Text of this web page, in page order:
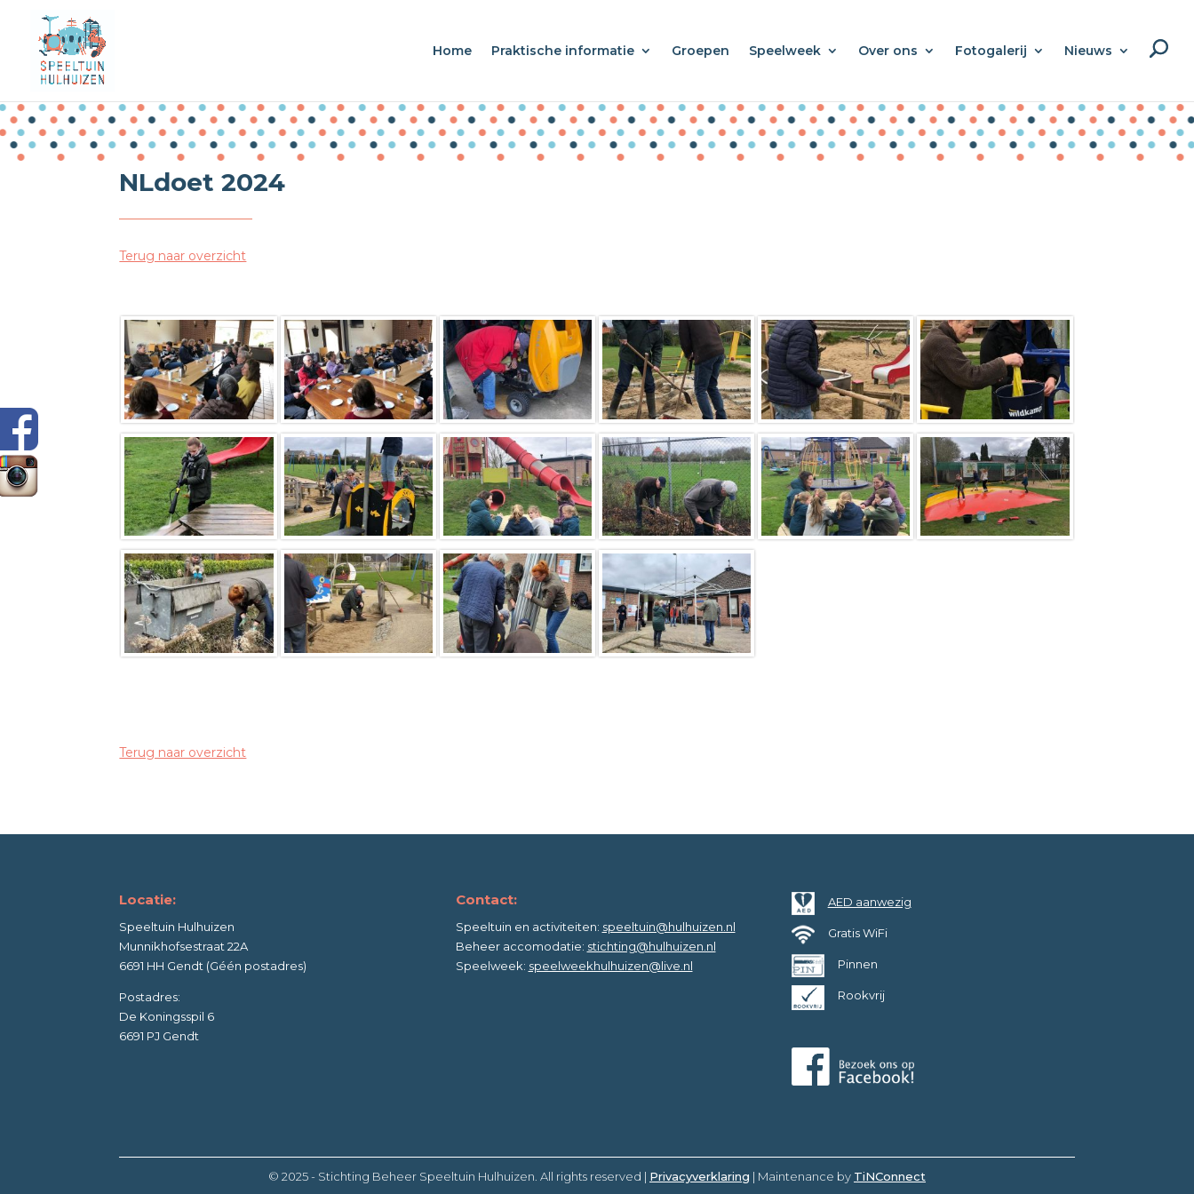
Home Praktische informatie Groepen Speelweek Over ons Fotogalerij Nieuws
NLdoet 2024
Terug naar overzicht
Terug naar overzicht
Locatie:
Speeltuin Hulhuizen
Munnikhofsestraat 22A
6691 HH Gendt (Géén postadres)
Postadres:
De Koningsspil 6
6691 PJ Gendt
Contact:
Speeltuin en activiteiten: speeltuin@hulhuizen.nl
Beheer accomodatie: stichting@hulhuizen.nl
Speelweek: speelweekhulhuizen@live.nl
AED aanwezig
Gratis WiFi
Pinnen
Rookvrij
© 2025 - Stichting Beheer Speeltuin Hulhuizen. All rights reserved | Privacyverklaring | Maintenance by TiNConnect